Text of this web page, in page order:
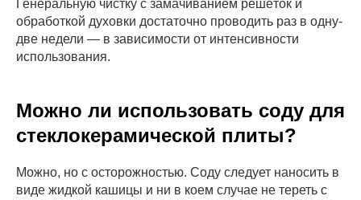
Генеральную чистку с замачиванием решёток и
обработкой духовки достаточно проводить раз в одну-
две недели — в зависимости от интенсивности
использования.
Можно ли использовать соду для
стеклокерамической плиты?
Можно, но с осторожностью. Соду следует наносить в
виде жидкой кашицы и ни в коем случае не тереть с
15 минут или свяжитесь с нами